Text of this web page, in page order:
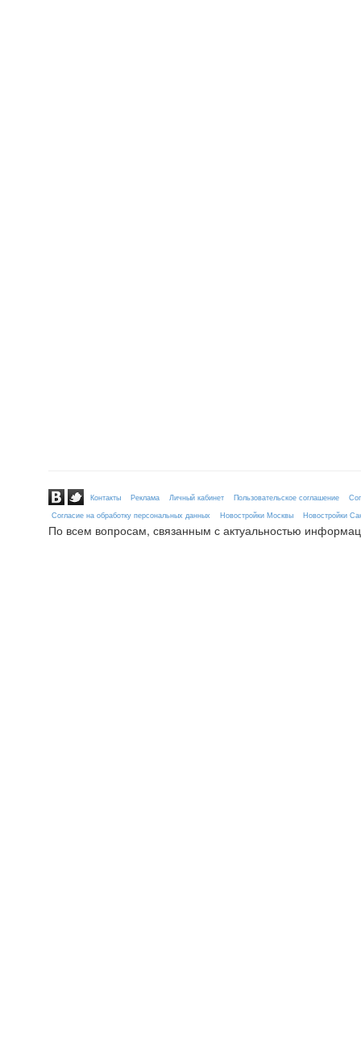
Контакты Реклама Личный кабинет Пользовательское соглашение
Согласие на обработку персональных данных
Новостройки Москвы Новостройки
По всем вопросам, связанным с актуальностью